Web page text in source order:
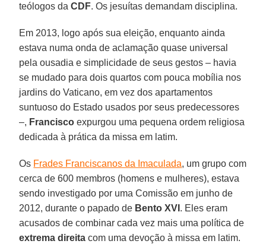
teólogos daCDF. Os jesuítas demandam disciplina.
Em 2013, logo após sua eleição, enquanto ainda
estava numa onda de aclamação quase universal
pela ousadia e simplicidade de seus gestos – havia
se mudado para dois quartos com pouca mobília nos
jardins do Vaticano, em vez dos apartamentos
suntuoso do Estado usados por seus predecessores
–, Francisco expurgou uma pequena ordem religiosa
dedicada à prática da missa em latim.
Os Frades Franciscanos da Imaculada, um grupo com
cerca de 600 membros (homens e mulheres), estava
sendo investigado por uma Comissão em junho de
2012, durante o papado de Bento XVI . Eles eram
acusados de combinar cada vez mais uma política de
extrema direita com uma devoção à missa em latim.